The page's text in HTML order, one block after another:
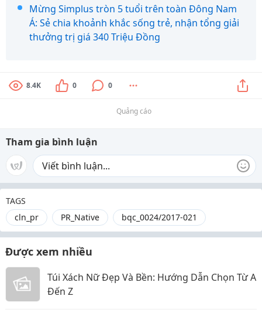
Mừng Simplus tròn 5 tuổi trên toàn Đông Nam
Á: Sẻ chia khoảnh khắc sống trẻ, nhận tổng giải
thưởng trị giá 340 Triệu Đồng
8.4K 0 0
Quảng cáo
Tham gia bình luận
TAGS
cln_pr
PR_Native bqc_0024/2017-021
Được xem nhiều
Túi Xách Nữ Đẹp Và Bền: Hướng Dẫn Chọn Từ A
Đến Z